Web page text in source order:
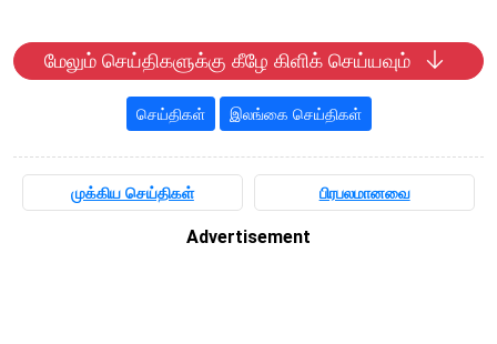
மேலும் செய்திகளுக்கு கீழே கிளிக் செய்யவும்
செய்திகள் இலங்கை செய்திகள்
முக்கிய செய்திகள் பிரபலமானவை
Advertisement